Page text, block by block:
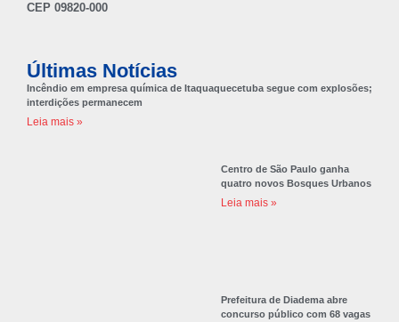
CEP 09820-000
Últimas Notícias
Incêndio em empresa química de Itaquaquecetuba segue com explosões;
interdições permanecem
Leia mais »
Centro de São Paulo ganha
quatro novos Bosques Urbanos
Leia mais »
Prefeitura de Diadema abre
concurso público com 68 vagas